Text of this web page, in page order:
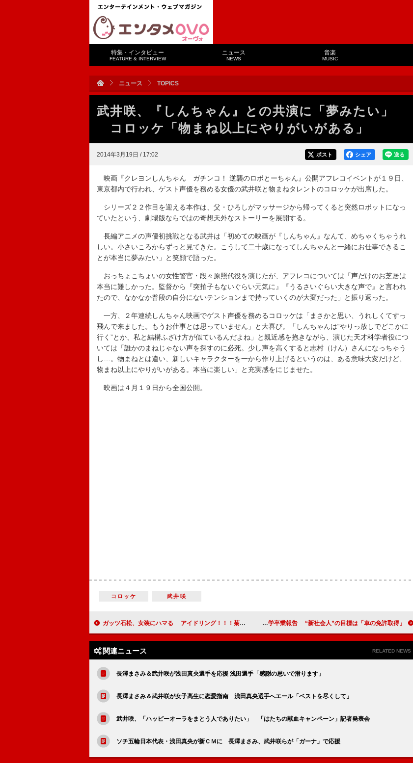
特集・インタビュー
FEATURE & INTERVIEW
ニュース
NEWS
音楽
MUSIC
ニュース TOPICS
武井咲、『しんちゃん』との共演に「夢みたい」
コロッケ「物まね以上にやりがいがある」
2014年3月19日 / 17:02 送る
シェア
ポスト
映画『クレヨンしんちゃん ガチンコ！ 逆襲のロボとーちゃん』公開アフレコイベントが１９日、
東京都内で行われ、ゲスト声優を務める女優の武井咲と物まねタレントのコロッケが出席した。
シリーズ２２作目を迎える本作は、父・ひろしがマッサージから帰ってくると突然ロボットになっ
ていたという、劇場版ならではの奇想天外なストーリーを展開する。
長編アニメの声優初挑戦となる武井は「初めての映画が『しんちゃん』なんて、めちゃくちゃうれ
しい。小さいころからずっと見てきた。こうして二十歳になってしんちゃんと一緒にお仕事できるこ
とが本当に夢みたい」と笑顔で語った。
おっちょこちょいの女性警官・段々原照代役を演じたが、アフレコについては「声だけのお芝居は
本当に難しかった。監督から『突拍子もないぐらい元気に』『うるさいぐらい大きな声で』と言われ
たので、なかなか普段の自分にないテンションまで持っていくのが大変だった」と振り返った。
一方、２年連続しんちゃん映画でゲスト声優を務めるコロッケは「まさかと思い、うれしくてすっ
飛んで来ました。もうお仕事とは思っていません」と大喜び。「しんちゃんは“やりっ放しでどこかに
行く”とか、私と結構ふざけ方が似ているんだよね」と親近感を抱きながら、演じた天才科学者役につ
いては「誰かのまねじゃない声を探すのに必死。少し声を高くすると志村（けん）さんになっちゃう
し…。物まねとは違い、新しいキャラクターを一から作り上げるというのは、ある意味大変だけど、
物まね以上にやりがいがある。本当に楽しい」と充実感をにじませた。
映画は４月１９日から全国公開。
コロッケ 武井咲
ガッツ石松、女装にハマる アイドリング！！！菊地亜美は手術受けるも滑舌改善ならず アイドリング！！！横山ルリカが大学卒業報告 “新社会人”の目標は「車の免許取得」
関連ニュース RELATED NEWS
長澤まさみ＆武井咲が浅田真央選手を応援 浅田選手「感謝の思いで滑ります」
長澤まさみ＆武井咲が女子高生に恋愛指南 浅田真央選手へエール「ベストを尽くして」
武井咲、「ハッピーオーラをまとう人でありたい」 「はたちの献血キャンペーン」記者発表会
ソチ五輪日本代表・浅田真央が新ＣＭに 長澤まさみ、武井咲らが「ガーナ」で応援